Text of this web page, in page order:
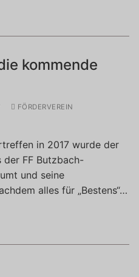
kommende
FÖRDERVEREIN
in 2017 wurde der
der FF Butzbach-
und seine
alles für „Bestens“…